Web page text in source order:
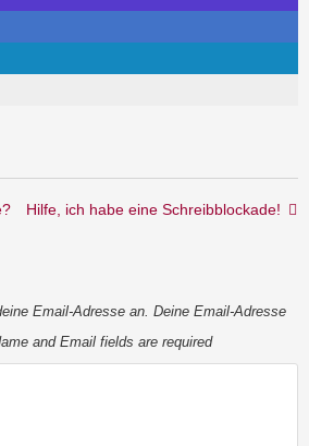
Hilfe, ich habe eine Schreibblockade!
Email-Adresse an. Deine Email-Adresse
and Email fields are required